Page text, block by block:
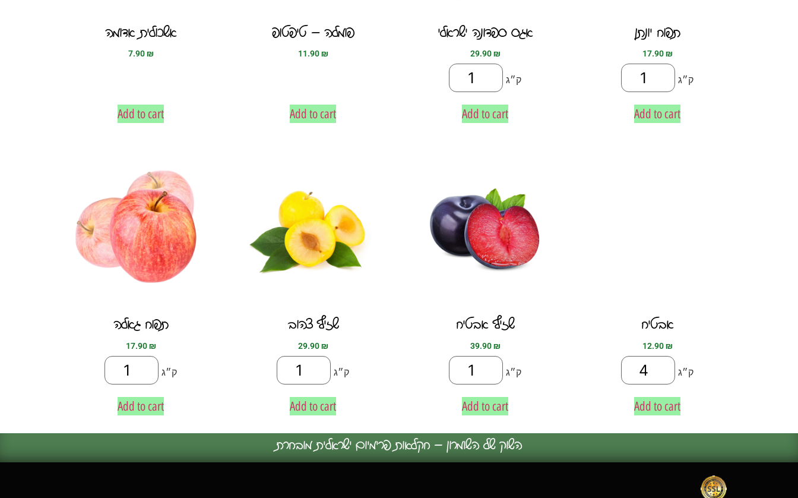
אשכולית אדומה
7.90₪
Add to cart
פומלה – טיפטופ
11.90₪
Add to cart
אגס ספדונה ישראלי
29.90₪
ק״ג
Add to cart
תפוח יונתן
17.90₪
ק״ג
Add to cart
תפוח גאלה
17.90₪
ק״ג
Add to cart
שזיף צהוב
29.90₪
ק״ג
Add to cart
שזיף אבטיח
39.90₪
ק״ג
Add to cart
אבטיח
12.90₪
ק״ג
Add to cart
השוק של השומרון – חקלאות פרימיום ישראלית מובחרת